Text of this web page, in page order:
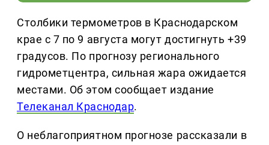
Столбики термометров в Краснодарском
крае с 7 по 9 августа могут достигнуть +39
градусов. По прогнозу регионального
гидрометцентра, сильная жара ожидается
местами. Об этом сообщает издание
Телеканал Краснодар.
О неблагоприятном прогнозе рассказали в